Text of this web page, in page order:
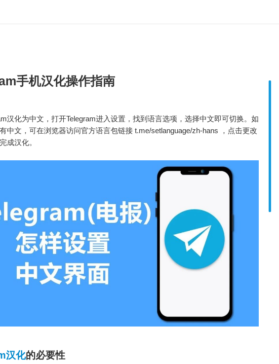
手机汉化操作指南
汉化为中文，打开Telegram进入设置，找到语言选项，选择中文即可切换。如
中文，可在浏览器访问官方语言包链接 t.me/setlanguage/zh-hans ，点击更改
成汉化。
汉化的必要性